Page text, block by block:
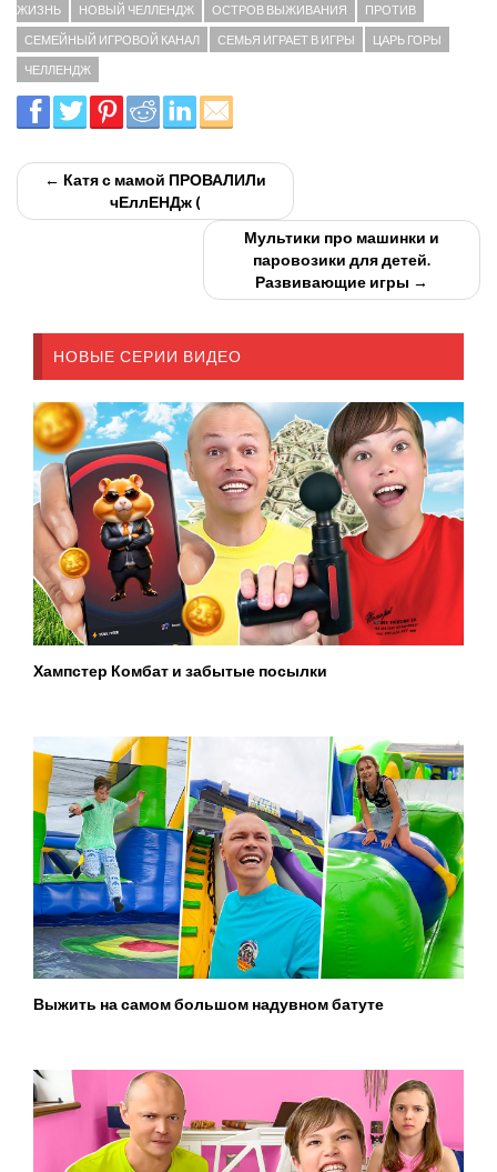
ЖИЗНЬ НОВЫЙ ЧЕЛЛЕНДЖ ОСТРОВ ВЫЖИВАНИЯ ПРОТИВ
СЕМЕЙНЫЙ ИГРОВОЙ КАНАЛ СЕМЬЯ ИГРАЕТ В ИГРЫ ЦАРЬ ГОРЫ
ЧЕЛЛЕНДЖ
← Катя с мамой ПРОВАЛИЛи
чЕллЕНДж (
Мультики про машинки и
паровозики для детей.
Развивающие игры →
НОВЫЕ СЕРИИ ВИДЕО
Хампстер Комбат и забытые посылки
Выжить на самом большом надувном батуте